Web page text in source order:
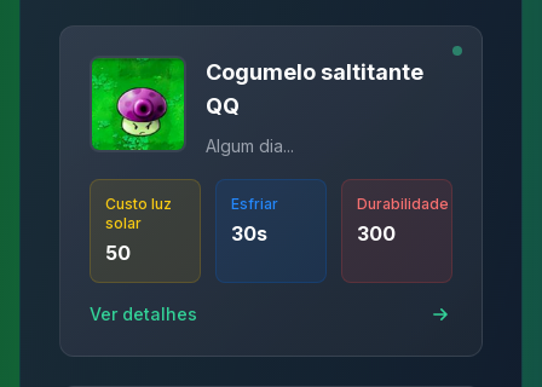
Cogumelo saltitante
QQ
Algum dia...
Custo luz
solar
50
Esfriar
30s
Durabilidade
300
Ver detalhes